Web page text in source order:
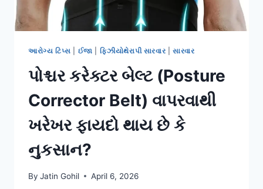
આરોગ્ય ટિપ્સ ઈજા ફિઝીયોથેરાપી સારવાર સારવાર
પોશ્ચર કરેક્ટર બેલ્ટ (Posture
Corrector Belt) વાપરવાથી
ખરેખર ફાયદો થાય છે કે
નુકસાન?
By Jatin Gohil April 6, 2026